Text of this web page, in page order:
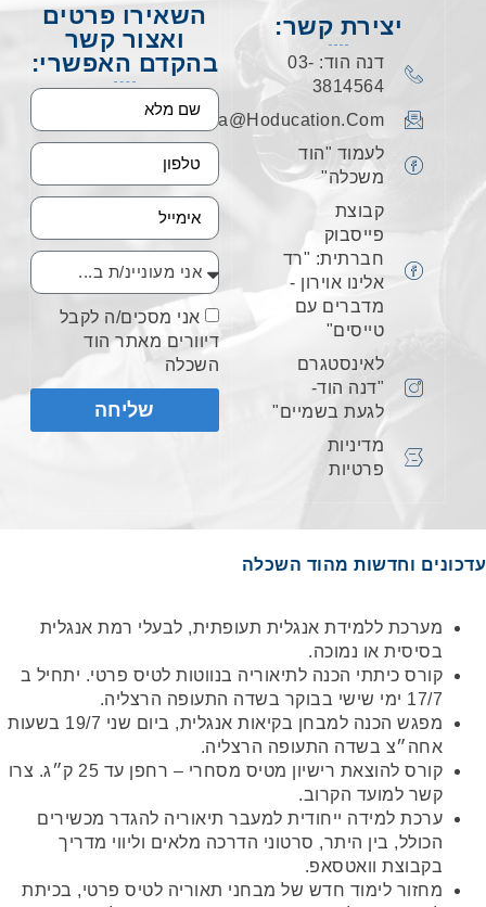
יצירת קשר:
דנה הוד: 03-
3814564
Dana@hoducation.com
לעמוד "הוד
משכלה"
קבוצת
פייסבוק
חברתית: "רד
אלינו אוירון -
מדברים עם
טייסים"
לאינסטגרם
"דנה הוד-
לגעת בשמיים"
מדיניות
פרטיות
השאירו פרטים
ואצור קשר
בהקדם האפשרי:
אני מסכים/ה לקבל
דיוורים מאתר הוד
השכלה
שליחה
עדכונים וחדשות מהוד השכלה
מערכת ללמידת אנגלית תעופתית, לבעלי רמת אנגלית
בסיסית או נמוכה.
קורס כיתתי הכנה לתיאוריה בנווטות לטיס פרטי. יתחיל ב
17/7 ימי שישי בבוקר בשדה התעופה הרצליה.
מפגש הכנה למבחן בקיאות אנגלית, ביום שני 19/7 בשעות
אחה״צ בשדה התעופה הרצליה.
קורס להוצאת רישיון מטיס מסחרי – רחפן עד 25 ק״ג. צרו
קשר למועד הקרוב.
ערכת למידה ייחודית למעבר תיאוריה להגדר מכשירים
הכולל, בין היתר, סרטוני הדרכה מלאים וליווי מדריך
בקבוצת וואטסאפ.
מחזור לימוד חדש של מבחני תאוריה לטיס פרטי, בכיתת